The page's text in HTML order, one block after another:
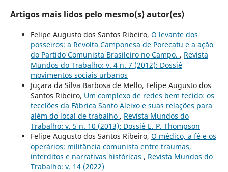
Artigos mais lidos pelo mesmo(s) autor(es)
Felipe Augusto dos Santos Ribeiro, O levante dos
posseiros: a Revolta Camponesa de Porecatu e a ação
do Partido Comunista Brasileiro no Campo. , Revista
Mundos do Trabalho: v. 4 n. 7 (2012): Dossiê
movimentos sociais urbanos
Juçara da Silva Barbosa de Mello, Felipe Augusto dos
Santos Ribeiro, Um complexo de redes bem tecido: os
tecelões da Fábrica Santo Aleixo e suas relações para
além do local de trabalho , Revista Mundos do
Trabalho: v. 5 n. 10 (2013): Dossiê E. P. Thompson
Felipe Augusto dos Santos Ribeiro, O médico, a fé e os
operários: militância comunista entre traumas,
interditos e narrativas históricas , Revista Mundos do
Trabalho: v. 14 (2022)